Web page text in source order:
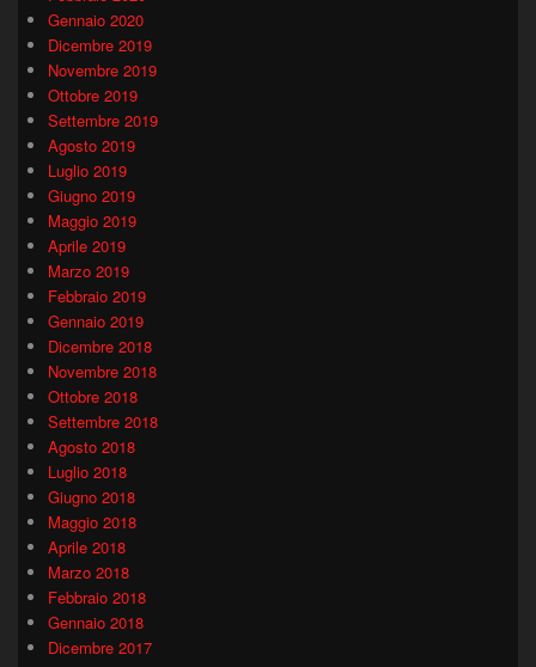
Gennaio 2020
Dicembre 2019
Novembre 2019
Ottobre 2019
Settembre 2019
Agosto 2019
Luglio 2019
Giugno 2019
Maggio 2019
Aprile 2019
Marzo 2019
Febbraio 2019
Gennaio 2019
Dicembre 2018
Novembre 2018
Ottobre 2018
Settembre 2018
Agosto 2018
Luglio 2018
Giugno 2018
Maggio 2018
Aprile 2018
Marzo 2018
Febbraio 2018
Gennaio 2018
Dicembre 2017